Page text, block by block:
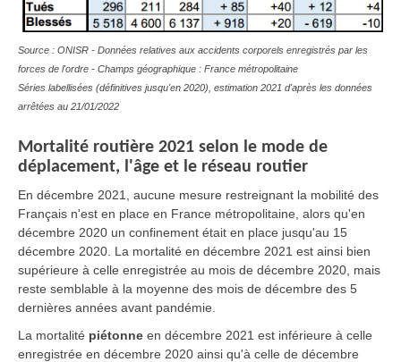
Source : ONISR - Données relatives aux accidents corporels enregistrés par les
forces de l'ordre - Champs géographique : France métropolitaine
Séries labellisées (définitives jusqu'en 2020), estimation 2021 d'après les données
arrêtées au 21/01/2022
Mortalité routière 2021 selon le mode de
déplacement, l'âge et le réseau routier
En décembre 2021, aucune mesure restreignant la mobilité des
Français n'est en place en France métropolitaine, alors qu'en
décembre 2020 un confinement était en place jusqu'au 15
décembre 2020. La mortalité en décembre 2021 est ainsi bien
supérieure à celle enregistrée au mois de décembre 2020, mais
reste semblable à la moyenne des mois de décembre des 5
dernières années avant pandémie.
La mortalité piétonne en décembre 2021 est inférieure à celle
enregistrée en décembre 2020 ainsi qu'à celle de décembre